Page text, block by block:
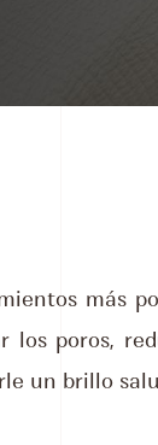
más
los poros,
un brillo